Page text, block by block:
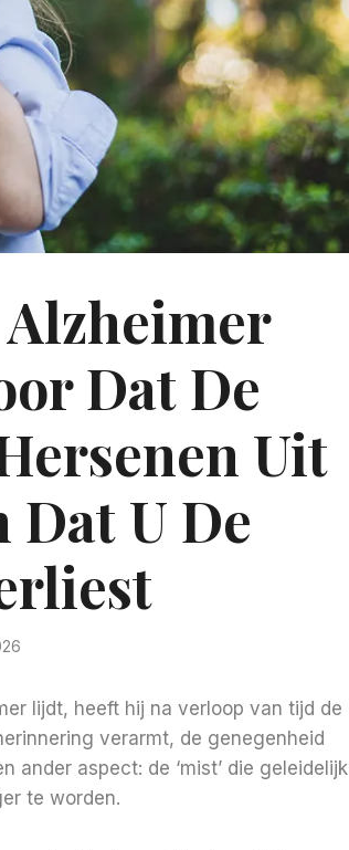
Dat De
Uit
Dat U De
lijdt, heeft hij na verloop van tijd de
verarmt, de genegenheid
aspect: de ‘mist’ die geleidelijk
te worden.